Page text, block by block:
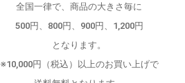
全国一律で、商品の大きさ毎に
500円、800円、900円、1,200円
となります。
※10,000円（税込）以上のお買い上げで